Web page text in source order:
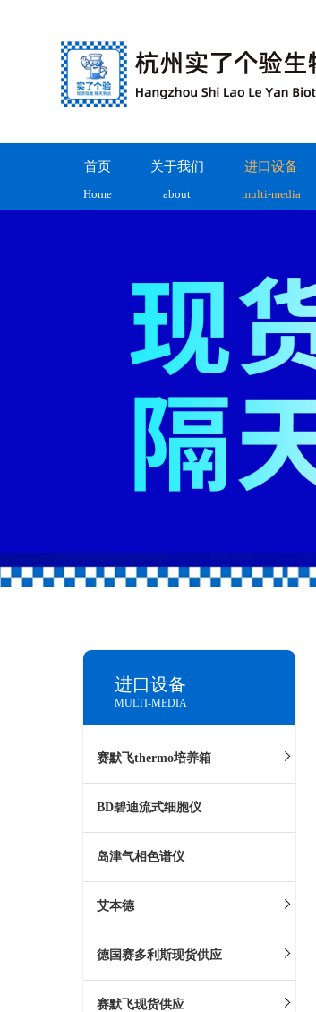
首页
Home
关于我们
about
进口设备
multi-media
进口设备
MULTI-MEDIA
赛默飞thermo培养箱
BD碧迪流式细胞仪
岛津气相色谱仪
艾本德
德国赛多利斯现货供应
赛默飞现货供应